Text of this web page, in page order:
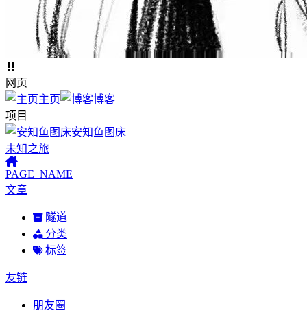
网页
主页
博客
项目
安知鱼图床
未知之旅
PAGE_NAME
文章
隧道
分类
标签
友链
朋友圈